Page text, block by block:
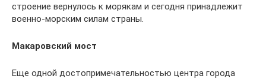
строение вернулось к морякам и сегодня принадлежит
военно-морским силам страны.
Макаровский мост
Еще одной достопримечательностью центра города